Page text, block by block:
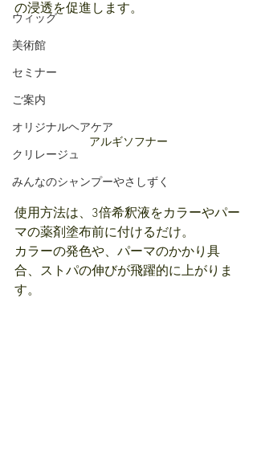
ウィッグ
美術館
セミナー
ご案内
オリジナルヘアケア
クリレージュ
みんなのシャンプーやさしずく
の浸透を促進します。
アルギソフナー
使用方法は、3倍希釈液をカラーやパー
マの薬剤塗布前に付けるだけ。
カラーの発色や、パーマのかかり具
合、ストパの伸びが飛躍的に上がりま
す。